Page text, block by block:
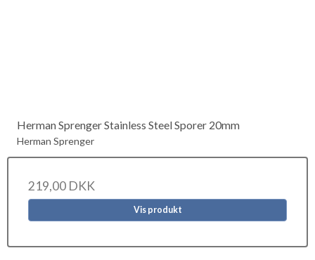
Herman Sprenger Stainless Steel Sporer 20mm
Herman Sprenger
219,00 DKK
Vis produkt